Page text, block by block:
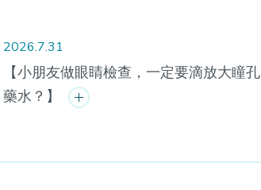
2026.7.31
【小朋友做眼睛檢查，一定要滴放大瞳孔
藥水？】